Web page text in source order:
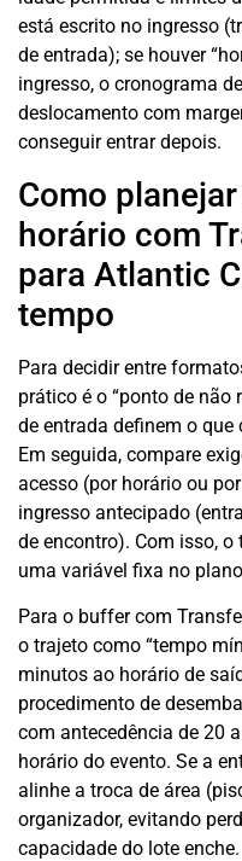
está escrito no ingresso
de entrada); se houver
ingresso, o cronograma
deslocamento com
conseguir entrar depois.
Como
horário com
para Atlantic
tempo
Para decidir entre
prático é o “ponto de não
de entrada definem o
Em seguida, compare
acesso (por horário ou
ingresso antecipado
de encontro). Com isso,
uma variável fixa no
Para o buffer com
o trajeto como “tempo
minutos ao horário de
procedimento de
com antecedência de 20
horário do evento. Se a
alinhe a troca de área
organizador, evitando
capacidade do lote enche.